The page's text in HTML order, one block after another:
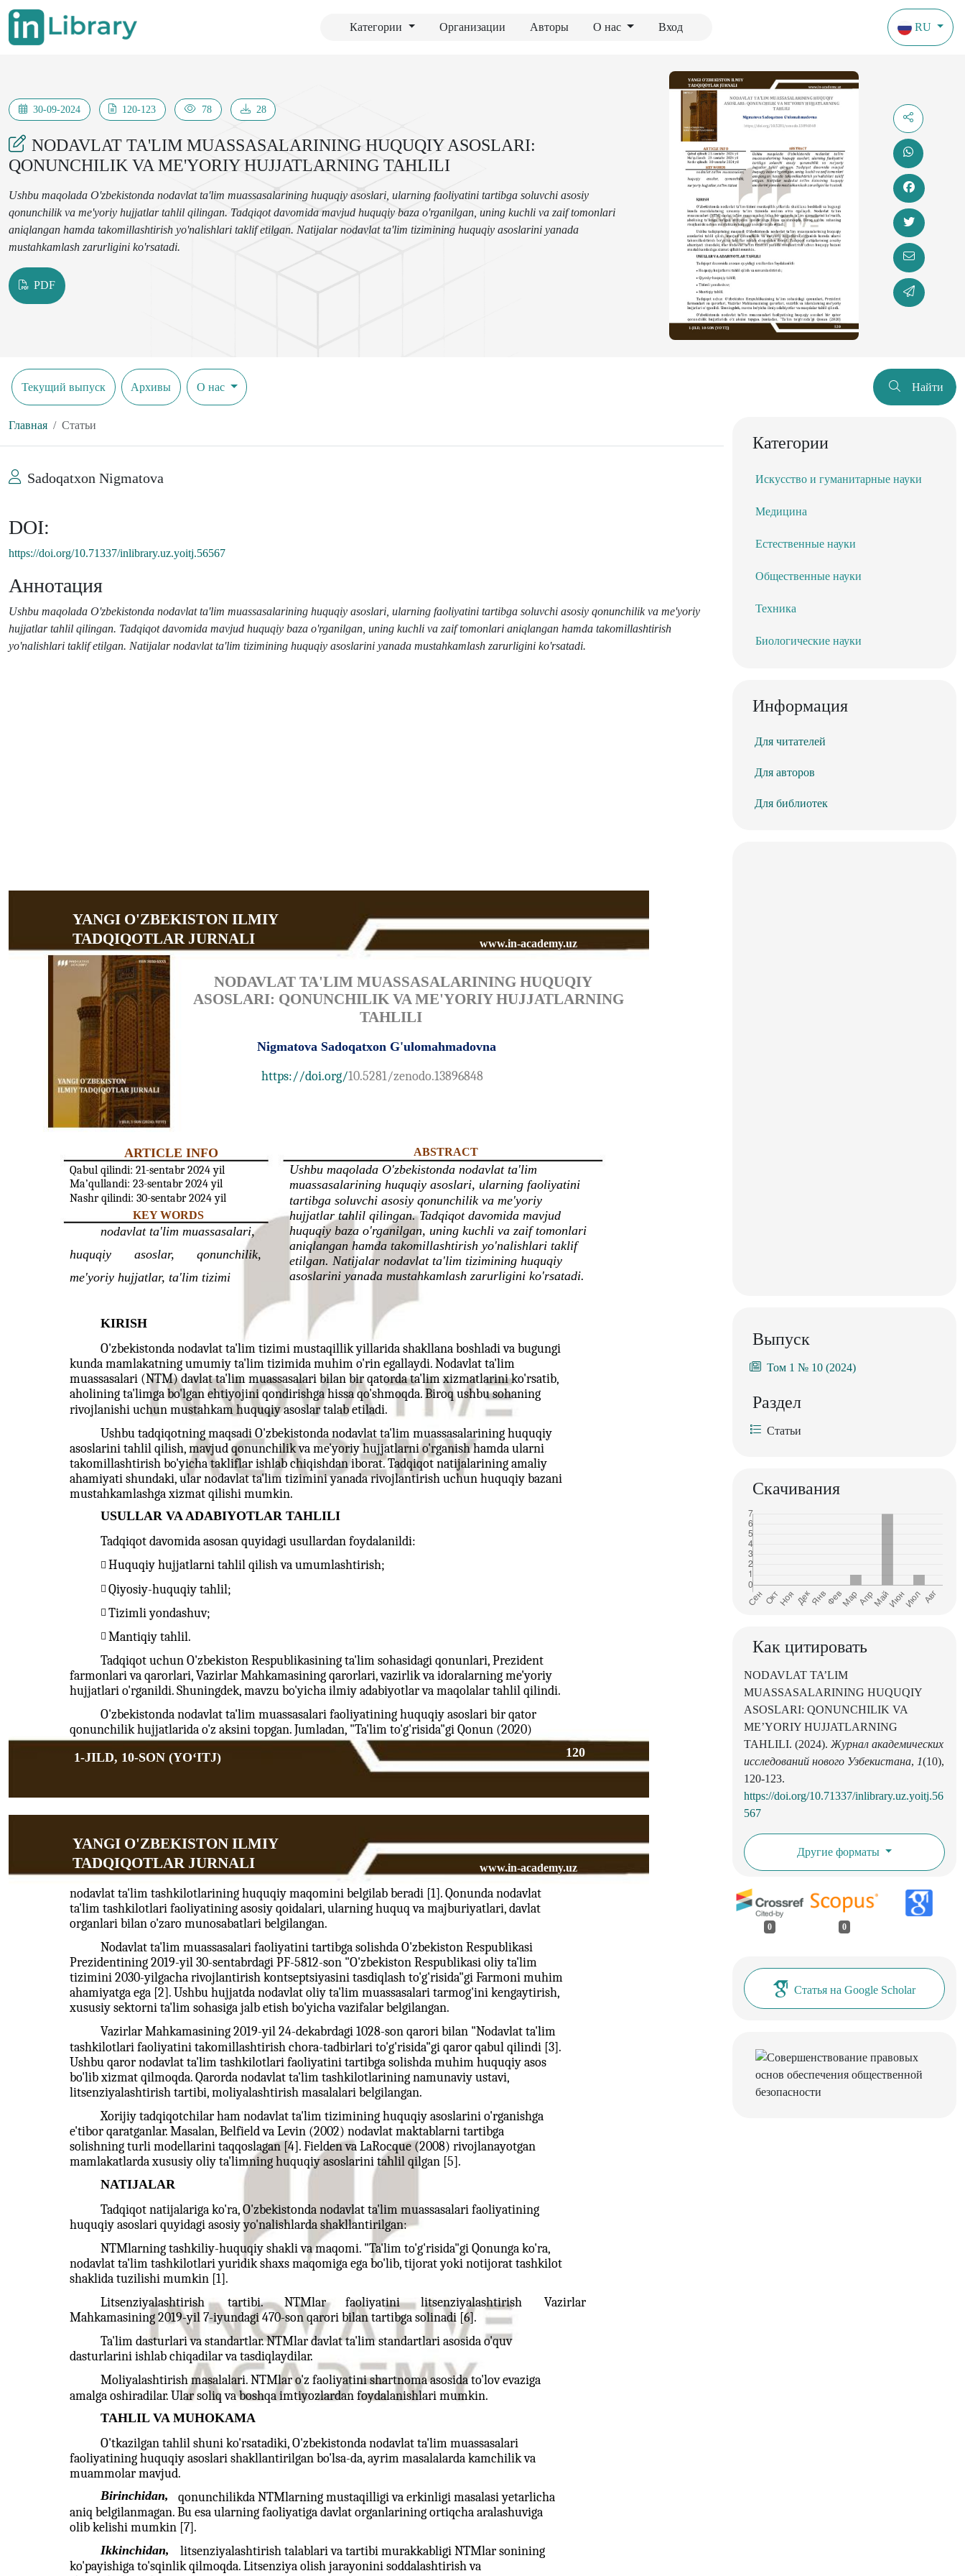
Категории Организации Авторы О нас Вход RU
30-09-2024 120-123 78 28
NODAVLAT TA'LIM MUASSASALARINING HUQUQIY ASOSLARI:
QONUNCHILIK VA ME'YORIY HUJJATLARNING TAHLILI
Ushbu maqolada O'zbekistonda nodavlat ta'lim muassasalarining huquqiy asoslari, ularning faoliyatini tartibga soluvchi asosiy
qonunchilik va me'yoriy hujjatlar tahlil qilingan. Tadqiqot davomida mavjud huquqiy baza o'rganilgan, uning kuchli va zaif tomonlari
aniqlangan hamda takomillashtirish yo'nalishlari taklif etilgan. Natijalar nodavlat ta'lim tizimining huquqiy asoslarini yanada
mustahkamlash zarurligini ko'rsatadi.
PDF
Текущий выпуск Архивы О нас Найти
Главная Статьи
Sadoqatxon Nigmatova
DOI:
https://doi.org/10.71337/inlibrary.uz.yoitj.56567
Аннотация
Ushbu maqolada O'zbekistonda nodavlat ta'lim muassasalarining huquqiy asoslari, ularning faoliyatini tartibga soluvchi asosiy qonunchilik va me'yoriy
hujjatlar tahlil qilingan. Tadqiqot davomida mavjud huquqiy baza o'rganilgan, uning kuchli va zaif tomonlari aniqlangan hamda takomillashtirish
yo'nalishlari taklif etilgan. Natijalar nodavlat ta'lim tizimining huquqiy asoslarini yanada mustahkamlash zarurligini ko'rsatadi.
120
YANGI O'ZBEKISTON ILMIY
TADQIQOTLAR JURNALI
www.in-academy.uz
1-JILD, 10-SON (YOʻITJ)
NODAVLAT TA'LIM MUASSASALARINING HUQUQIY
ASOSLARI: QONUNCHILIK VA ME'YORIY HUJJATLARNING
TAHLILI
Nigmatova Sadoqatxon G'ulomahmadovna
https://doi.org/10.5281/zenodo.13896848
ARTICLE INFO ABSTRACT
Qabul qilindi: 21-sentabr 2024 yil
Ma’qullandi: 23-sentabr 2024 yil
Nashr qilindi: 30-sentabr 2024 yil
Ushbu maqolada O'zbekistonda nodavlat ta'lim
muassasalarining huquqiy asoslari, ularning faoliyatini
tartibga soluvchi asosiy qonunchilik va me'yoriy
hujjatlar tahlil qilingan. Tadqiqot davomida mavjud
huquqiy baza o'rganilgan, uning kuchli va zaif tomonlari
aniqlangan hamda takomillashtirish yo'nalishlari taklif
etilgan. Natijalar nodavlat ta'lim tizimining huquqiy
asoslarini yanada mustahkamlash zarurligini ko'rsatadi.
KEY WORDS
nodavlat ta'lim muassasalari,
huquqiy
asoslar,
qonunchilik,
me'yoriy hujjatlar, ta'lim tizimi
KIRISH
O'zbekistonda nodavlat ta'lim tizimi mustaqillik yillarida shakllana boshladi va bugungi
kunda mamlakatning umumiy ta'lim tizimida muhim o'rin egallaydi. Nodavlat ta'lim
muassasalari (NTM) davlat ta'lim muassasalari bilan bir qatorda ta'lim xizmatlarini ko'rsatib,
aholining ta'limga bo'lgan ehtiyojini qondirishga hissa qo'shmoqda. Biroq ushbu sohaning
rivojlanishi uchun mustahkam huquqiy asoslar talab etiladi.
Ushbu tadqiqotning maqsadi O'zbekistonda nodavlat ta'lim muassasalarining huquqiy
asoslarini tahlil qilish, mavjud qonunchilik va me'yoriy hujjatlarni o'rganish hamda ularni
takomillashtirish bo'yicha takliflar ishlab chiqishdan iborat. Tadqiqot natijalarining amaliy
ahamiyati shundaki, ular nodavlat ta'lim tizimini yanada rivojlantirish uchun huquqiy bazani
mustahkamlashga xizmat qilishi mumkin.
USULLAR VA ADABIYOTLAR TAHLILI
Tadqiqot davomida asosan quyidagi usullardan foydalanildi:
 Huquqiy hujjatlarni tahlil qilish va umumlashtirish;
 Qiyosiy-huquqiy tahlil;
 Tizimli yondashuv;
 Mantiqiy tahlil.
Tadqiqot uchun O'zbekiston Respublikasining ta'lim sohasidagi qonunlari, Prezident
farmonlari va qarorlari, Vazirlar Mahkamasining qarorlari, vazirlik va idoralarning me'yoriy
hujjatlari o'rganildi. Shuningdek, mavzu bo'yicha ilmiy adabiyotlar va maqolalar tahlil qilindi.
O'zbekistonda nodavlat ta'lim muassasalari faoliyatining huquqiy asoslari bir qator
qonunchilik hujjatlarida o'z aksini topgan. Jumladan, "Ta'lim to'g'risida"gi Qonun (2020)
YANGI O'ZBEKISTON ILMIY
TADQIQOTLAR JURNALI
www.in-academy.uz
nodavlat ta'lim tashkilotlarining huquqiy maqomini belgilab beradi [1]. Qonunda nodavlat
ta'lim tashkilotlari faoliyatining asosiy qoidalari, ularning huquq va majburiyatlari, davlat
organlari bilan o'zaro munosabatlari belgilangan.
Nodavlat ta'lim muassasalari faoliyatini tartibga solishda O'zbekiston Respublikasi
Prezidentining 2019-yil 30-sentabrdagi PF-5812-son "O'zbekiston Respublikasi oliy ta'lim
tizimini 2030-yilgacha rivojlantirish kontseptsiyasini tasdiqlash to'g'risida"gi Farmoni muhim
ahamiyatga ega [2]. Ushbu hujjatda nodavlat oliy ta'lim muassasalari tarmog'ini kengaytirish,
xususiy sektorni ta'lim sohasiga jalb etish bo'yicha vazifalar belgilangan.
Vazirlar Mahkamasining 2019-yil 24-dekabrdagi 1028-son qarori bilan "Nodavlat ta'lim
tashkilotlari faoliyatini takomillashtirish chora-tadbirlari to'g'risida"gi qaror qabul qilindi [3].
Ushbu qaror nodavlat ta'lim tashkilotlari faoliyatini tartibga solishda muhim huquqiy asos
bo'lib xizmat qilmoqda. Qarorda nodavlat ta'lim tashkilotlarining namunaviy ustavi,
litsenziyalashtirish tartibi, moliyalashtirish masalalari belgilangan.
Xorijiy tadqiqotchilar ham nodavlat ta'lim tizimining huquqiy asoslarini o'rganishga
e'tibor qaratganlar. Masalan, Belfield va Levin (2002) nodavlat maktablarni tartibga
solishning turli modellarini taqqoslagan [4]. Fielden va LaRocque (2008) rivojlanayotgan
mamlakatlarda xususiy oliy ta'limning huquqiy asoslarini tahlil qilgan [5].
NATIJALAR
Tadqiqot natijalariga ko'ra, O'zbekistonda nodavlat ta'lim muassasalari faoliyatining
huquqiy asoslari quyidagi asosiy yo'nalishlarda shakllantirilgan:
NTMlarning tashkiliy-huquqiy shakli va maqomi. "Ta'lim to'g'risida"gi Qonunga ko'ra,
nodavlat ta'lim tashkilotlari yuridik shaxs maqomiga ega bo'lib, tijorat yoki notijorat tashkilot
shaklida tuzilishi mumkin [1].
Litsenziyalashtirish
tartibi. NTMlar faoliyatini litsenziyalashtirish
Vazirlar
Mahkamasining 2019-yil 7-iyundagi 470-son qarori bilan tartibga solinadi [6].
Ta'lim dasturlari va standartlar. NTMlar davlat ta'lim standartlari asosida o'quv
dasturlarini ishlab chiqadilar va tasdiqlaydilar.
Moliyalashtirish masalalari. NTMlar o'z faoliyatini shartnoma asosida to'lov evaziga
amalga oshiradilar. Ular soliq va boshqa imtiyozlardan foydalanishlari mumkin.
TAHLIL VA MUHOKAMA
O'tkazilgan tahlil shuni ko'rsatadiki, O'zbekistonda nodavlat ta'lim muassasalari
faoliyatining huquqiy asoslari shakllantirilgan bo'lsa-da, ayrim masalalarda kamchilik va
muammolar mavjud.
Birinchidan,
qonunchilikda NTMlarning mustaqilligi va erkinligi masalasi yetarlicha
aniq belgilanmagan. Bu esa ularning faoliyatiga davlat organlarining ortiqcha aralashuviga
olib kelishi mumkin [7].
Ikkinchidan,
litsenziyalashtirish talablari va tartibi murakkabligi NTMlar sonining
ko'payishiga to'sqinlik qilmoqda. Litsenziya olish jarayonini soddalashtirish va
Категории
Искусство и гуманитарные науки
Медицина
Естественные науки
Общественные науки
Техника
Биологические науки
Информация
Для читателей
Для авторов
Для библиотек
Выпуск
Том 1 № 10 (2024)
Раздел
Статьи
Скачивания
Как цитировать
NODAVLAT TA’LIM
MUASSASALARINING HUQUQIY
ASOSLARI: QONUNCHILIK VA
ME’YORIY HUJJATLARNING
TAHLILI. (2024).Журнал академических
исследований нового Узбекистана, 1(10),
120-123.
https://doi.org/10.71337/inlibrary.uz.yoitj.56
567
Другие форматы
0 0
Статья на Google Scholar